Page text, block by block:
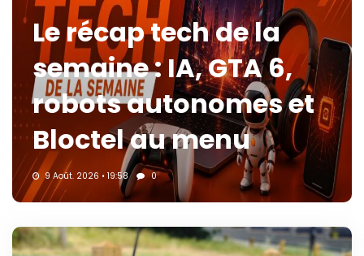
Le récap tech de la
semaine : IA, GTA 6,
robots autonomes et
Bloctel au menu
9 Août. 2026 • 19:58 0